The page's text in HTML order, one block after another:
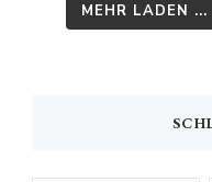
MEHR LADEN ...